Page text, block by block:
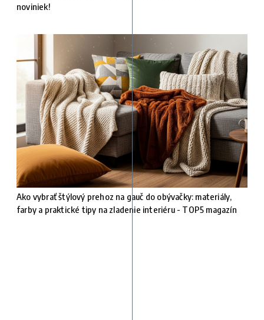
noviniek!
Ako vybrať štýlový prehoz na gauč do obývačky: materiály,
farby a praktické tipy na zladenie interiéru - TOP5 magazín